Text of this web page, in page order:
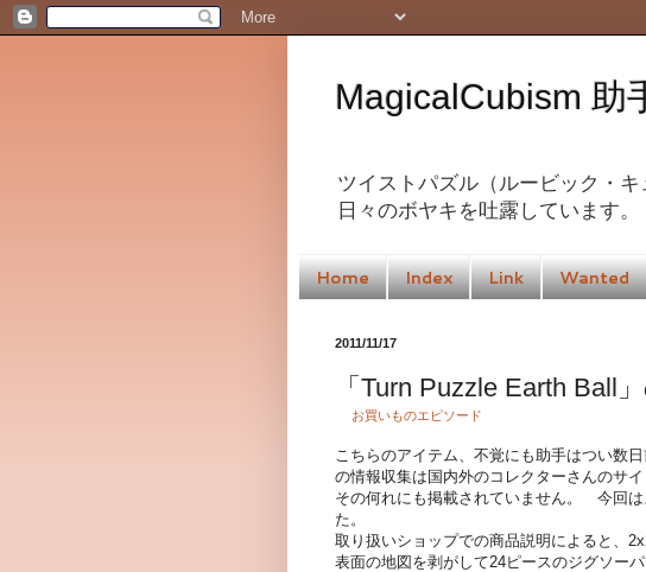
MagicalCubism 助
ツイストパズル（ルービック・
日々のボヤキを吐露しています。
Home Index Link Wanted
2011/11/17
「Turn Puzzle Earth Ball
お買いものエピソード
こちらのアイテム、不覚にも助手はつい数
の情報収集は国内外のコレクターさんのサ
その何れにも掲載されていません。 今回
た。
取り扱いショップでの商品説明によると、
表面の地図を剥がして24ピースのジグソー